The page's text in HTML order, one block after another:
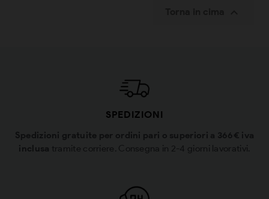
SPEDIZIONI
Spedizioni gratuite per ordini pari o superiori a 366€ iva
inclusa tramite corriere. Consegna in 2-4 giorni lavorativi.